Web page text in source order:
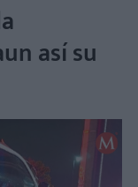
así su